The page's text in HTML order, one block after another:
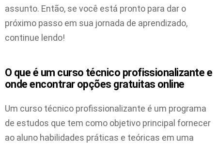
assunto. Então, se você está pronto para dar o
próximo passo em sua jornada de aprendizado,
continue lendo!
O que é um curso técnico profissionalizante e
onde encontrar opções gratuitas online
Um curso técnico profissionalizante é um programa
de estudos que tem como objetivo principal fornecer
ao aluno habilidades práticas e teóricas em uma